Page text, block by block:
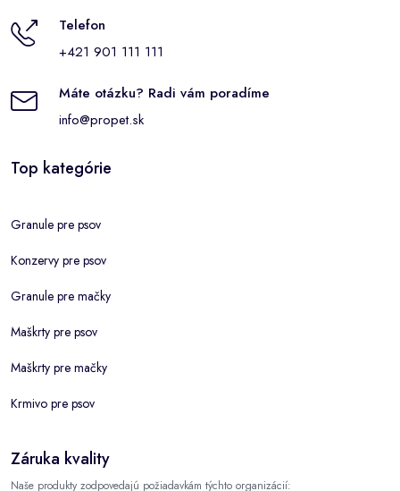
Telefon
+421 901 111 111
Máte otázku? Radi vám poradíme
info@propet.sk
Top kategórie
Granule pre psov
Konzervy pre psov
Granule pre mačky
Maškrty pre psov
Maškrty pre mačky
Krmivo pre psov
Záruka kvality
Naše produkty zodpovedajú požiadavkám týchto organizácií: